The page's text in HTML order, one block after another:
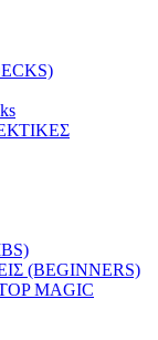
(BEGINNERS)
MAGIC